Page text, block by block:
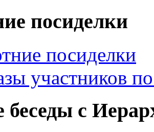
посиделки
посиделки
участников
с